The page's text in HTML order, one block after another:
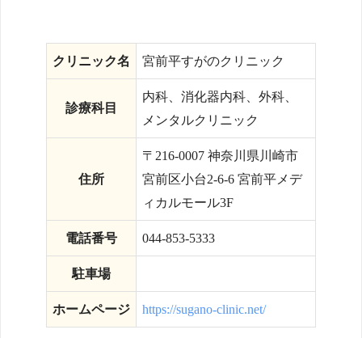
クリニック名 宮前平すがのクリニック
診療科目
内科、消化器内科、外科、
メンタルクリニック
住所
〒216-0007 神奈川県川崎市
宮前区小台2-6-6 宮前平メデ
ィカルモール3F
電話番号 044-853-5333
駐車場
ホームページ https://sugano-clinic.net/